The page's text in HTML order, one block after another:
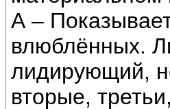
А –
влюблённых.
лидирующий,
вторые,